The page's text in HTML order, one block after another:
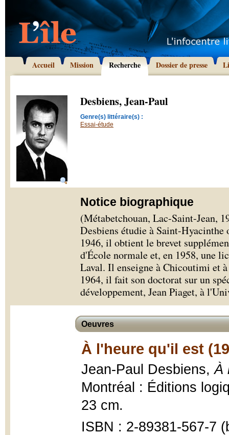
Accueil Mission Recherche Dossier de presse
Desbiens, Jean-Paul
Genre(s) littéraire(s) :
Essai-étude
Notice biographique
(Métabetchouan, Lac-Saint-Jean,
Desbiens étudie à Saint-Hyacinthe
1946, il obtient le brevet
d'École normale et, en 1958, une
Laval. Il enseigne à Chicoutimi et
1964, il fait son doctorat sur un
développement, Jean Piaget, à
Oeuvres
À l'heure qu'il est
Jean-Paul Desbiens,À
Montréal : Éditions
23 cm.
ISBN : 2-89381-567-7